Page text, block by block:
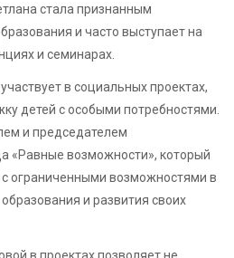
стала признанным
и часто выступает на
и семинарах.
в социальных проектах,
детей с особыми потребностями.
и председателем
«Равные возможности», который
ограниченными возможностями в
и развития своих